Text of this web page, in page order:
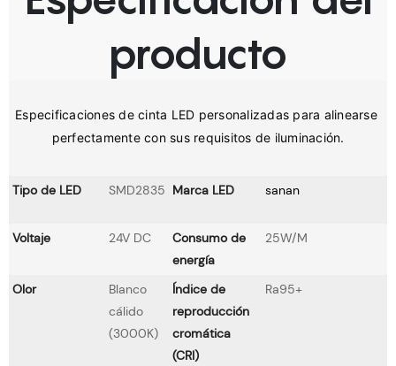
producto
Especificaciones de cinta LED personalizadas para alinearse
Tipo de LED SMD2835 Marca LED sanan
Voltaje 24V DC
Consumo de
energía
25W/M
Olor
Blanco
cálido
(3000K)
Índice de
reproducción
cromática
(CRI)
Ra95+